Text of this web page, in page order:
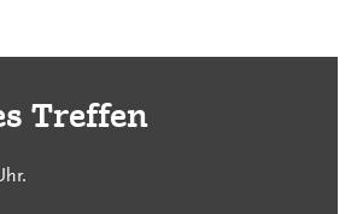
Treffen